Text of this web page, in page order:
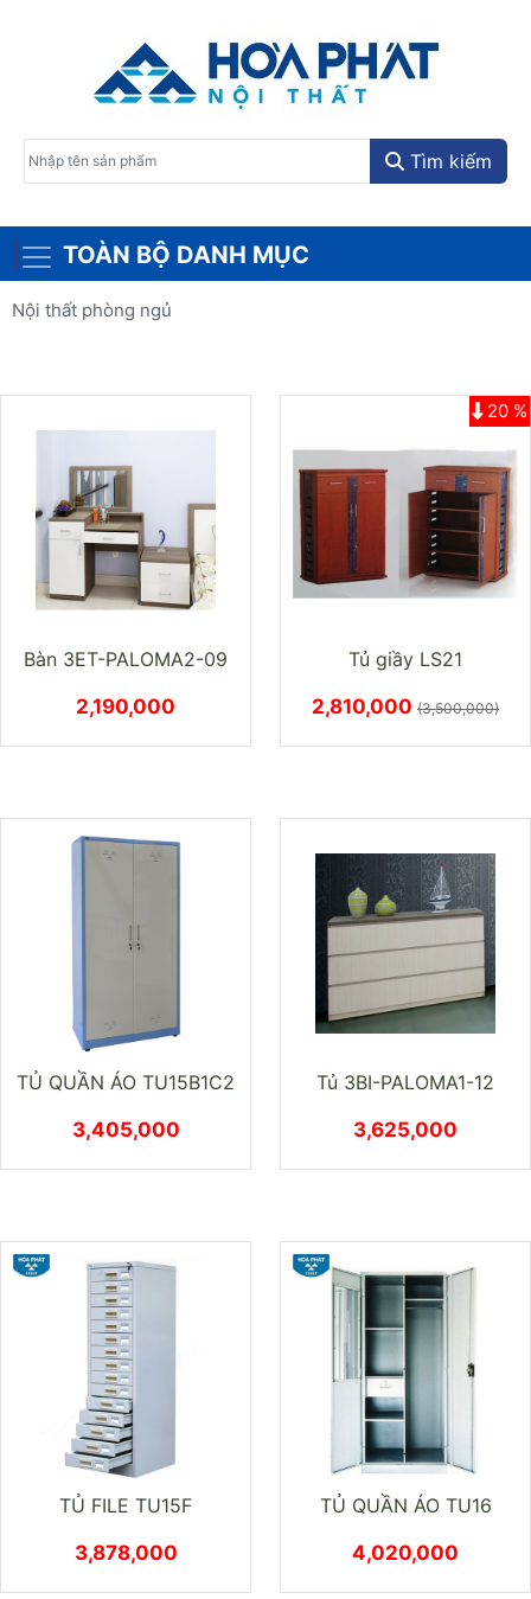
Tìm kiếm
TOÀN BỘ DANH MỤC
Nội thất phòng ngủ
Bàn 3ET-PALOMA2-09
2,190,000
Tủ giầy LS21
20 %
2,810,000 (3,500,000)
TỦ QUẦN ÁO TU15B1C2
3,405,000
Tủ 3BI-PALOMA1-12
3,625,000
TỦ FILE TU15F
3,878,000
TỦ QUẦN ÁO TU16
4,020,000